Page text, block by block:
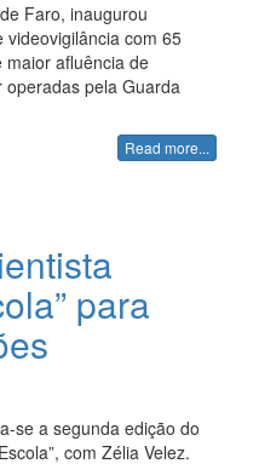
Faro, inaugurou
com 65
maior afluência de
pela Guarda
Read more...
para
se a segunda edição do
com Zélia Velez.